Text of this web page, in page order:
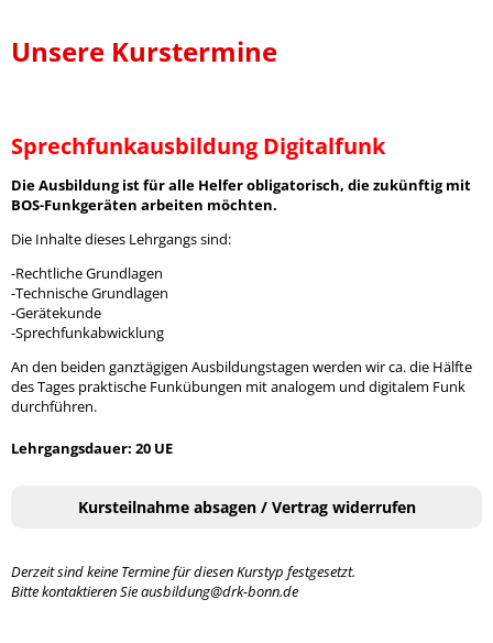
Unsere Kurstermine
Sprechfunkausbildung Digitalfunk
Die Ausbildung ist für alle Helfer obligatorisch, die zukünftig mit
BOS-Funkgeräten arbeiten möchten.
Die Inhalte dieses Lehrgangs sind:
-Rechtliche Grundlagen
-Technische Grundlagen
-Gerätekunde
-Sprechfunkabwicklung
An den beiden ganztägigen Ausbildungstagen werden wir ca. die Hälfte
des Tages praktische Funkübungen mit analogem und digitalem Funk
durchführen.
Lehrgangsdauer: 20 UE
Kursteilnahme absagen / Vertrag widerrufen
Derzeit sind keine Termine für diesen Kurstyp festgesetzt.
Bitte kontaktieren Sie ausbildung@drk-bonn.de